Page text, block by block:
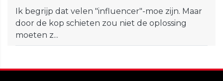
Ik begrijp dat velen "influencer"-moe zijn. Maar
door de kop schieten zou niet de oplossing
moeten z...